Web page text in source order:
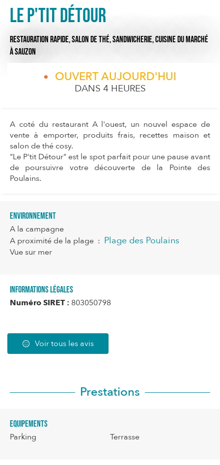
Le P'tit Détour
RESTAURATION RAPIDE,SALON DE THÉ,SANDWICHERIE,CUISINE DU MARCHÉ
À SAUZON
OUVERT AUJOURD'HUI
DANS 4 HEURES
A coté du restaurant A l'ouest, un nouvel espace de
vente à emporter, produits frais, recettes maison et
salon de thé cosy.
"Le P'tit Détour" est le spot parfait pour une pause avant
de poursuivre votre découverte de la Pointe des
Poulains.
Environnement
A la campagne
A proximité de la plage : Plage des Poulains
Vue sur mer
Informations légales
Numéro SIRET : 803050798
Voir tous les avis
Prestations
Equipements
Parking Terrasse